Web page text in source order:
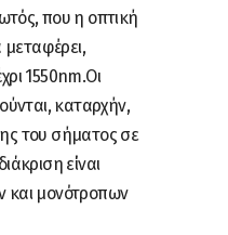
που η οπτική
μεταφέρει,
1550nm.Οι
καταρχήν,
του σήματος σε
είναι
και μονότροπων